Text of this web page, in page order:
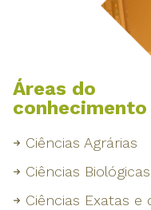
Áreas do
conhecimento
Ciências Agrárias
Ciências Biológicas
Ciências Exatas e